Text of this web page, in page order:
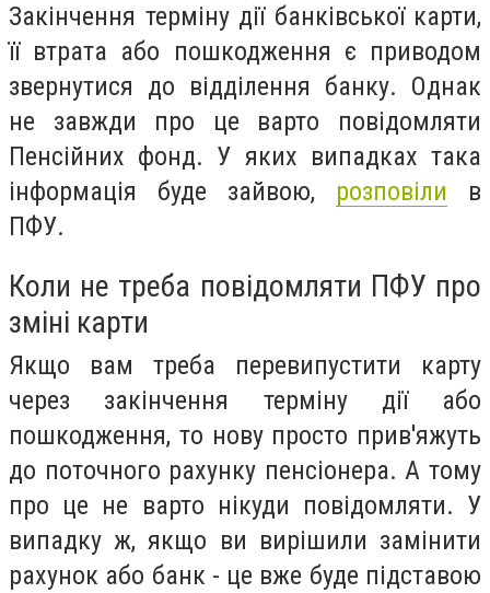
Закінчення терміну дії банківської карти,
її втрата або пошкодження є приводом
звернутися до відділення банку. Однак
не завжди про це варто повідомляти
Пенсійних фонд. У яких випадках така
інформація буде зайвою, розповіли в
ПФУ.
Коли не треба повідомляти ПФУ про
зміні карти
Якщо вам треба перевипустити карту
через закінчення терміну дії або
пошкодження, то нову просто прив'яжуть
до поточного рахунку пенсіонера. А тому
про це не варто нікуди повідомляти. У
випадку ж, якщо ви вирішили замінити
рахунок або банк - це вже буде підставою